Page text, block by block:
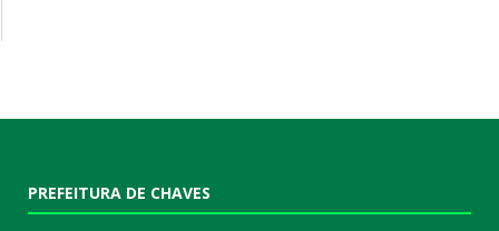
PREFEITURA DE CHAVES